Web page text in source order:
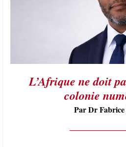
L’Afrique ne doit
colonie
Par Dr